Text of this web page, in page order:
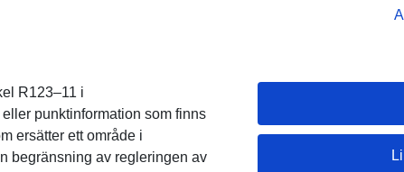
(WMS) för
R123–11 i
punktinformation som finns
ersätter ett område i
begränsning av regleringen av